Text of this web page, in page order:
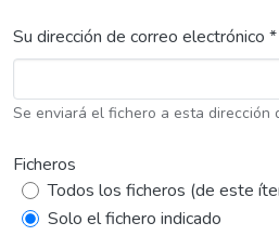
Su dirección de correo electrónico *
Se enviará el fichero a esta dirección
Ficheros
Todos los ficheros (de este
Solo el fichero indicado